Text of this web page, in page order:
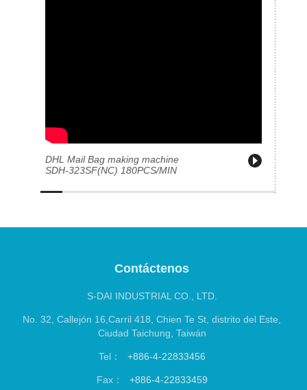
DHL Mail Bag making machine
SDH-323SF(NC) 180PCS/MIN
S-DAI INDUSTRIAL CO., LTD.
No. 32, Callejón 16,Carril 418, Chien Te St, distrito del Este,
Ciudad Taichung, Taiwán
Tel： +886-4-22833456
Fax： +886-4-22833459